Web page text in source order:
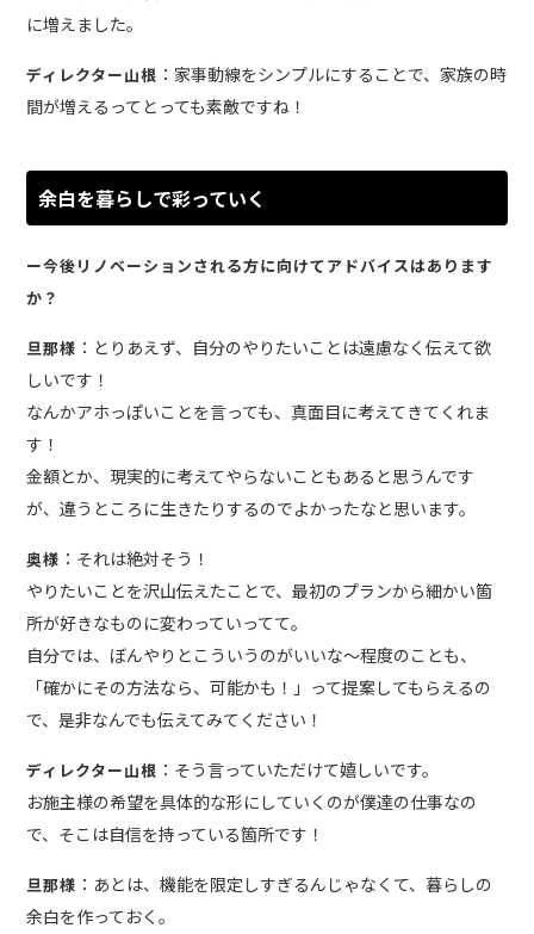
に増えました。
ディレクター山根 ：家事動線をシンプルにすることで、家族の時
間が増えるってとっても素敵ですね！
余白を暮らしで彩っていく
ー今後リノベーションされる方に向けてアドバイスはあります
か？
旦那様 ：とりあえず、自分のやりたいことは遠慮なく伝えて欲
しいです！
なんかアホっぽいことを言っても、真面目に考えてきてくれま
す！
金額とか、現実的に考えてやらないこともあると思うんです
が、違うところに生きたりするのでよかったなと思います。
奥様 ：それは絶対そう！
やりたいことを沢山伝えたことで、最初のプランから細かい箇
所が好きなものに変わっていってて。
自分では、ぼんやりとこういうのがいいな〜程度のことも、
「確かにその方法なら、可能かも！」って提案してもらえるの
で、是非なんでも伝えてみてください！
ディレクター山根 ：そう言っていただけて嬉しいです。
お施主様の希望を具体的な形にしていくのが僕達の仕事なの
で、そこは自信を持っている箇所です！
旦那様 ：あとは、機能を限定しすぎるんじゃなくて、暮らしの
余白を作っておく。